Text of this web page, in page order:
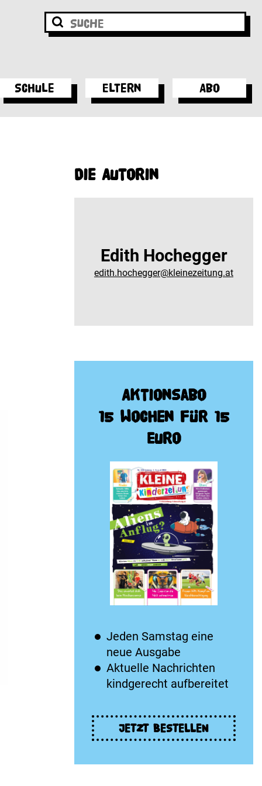
Schule Eltern Abo
Die Autorin
Edith Hochegger
edith.hochegger@kleinezeitung.at
Aktionsabo
15 Wochen für 15
Euro
Jeden Samstag eine
neue Ausgabe
Aktuelle Nachrichten
kindgerecht aufbereitet
JETZT BESTELLEN